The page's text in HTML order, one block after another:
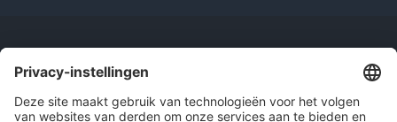
Onze producten
en diensten
Over Hitma